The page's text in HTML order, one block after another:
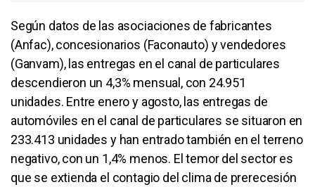
Según datos de las asociaciones de fabricantes
(Anfac), concesionarios (Faconauto) y vendedores
(Ganvam), las entregas en el canal de particulares
descendieron un 4,3% mensual, con 24.951
unidades. Entre enero y agosto, las entregas de
automóviles en el canal de particulares se situaron en
233.413 unidades y han entrado también en el terreno
negativo, con un 1,4% menos. El temor del sector es
que se extienda el contagio del clima de prerecesión